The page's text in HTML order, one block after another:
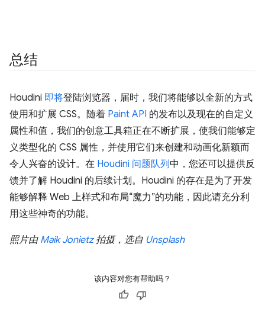
总结
Houdini 即将登陆浏览器，届时，我们将能够以全新的方式
使用和扩展 CSS。随着 Paint API 的发布以及现在的自定义
属性和值，我们的创意工具箱正在不断扩展，使我们能够定
义类型化的 CSS 属性，并使用它们来创建和动画化新颖而
令人兴奋的设计。在 Houdini 问题队列中，您还可以提供反
馈并了解 Houdini 的后续计划。Houdini 的存在是为了开发
能够解释 Web 上样式和布局“魔力”的功能，因此请充分利
用这些神奇的功能。
照片由 Maik Jonietz拍摄，选自 Unsplash
该内容对您有帮助吗？